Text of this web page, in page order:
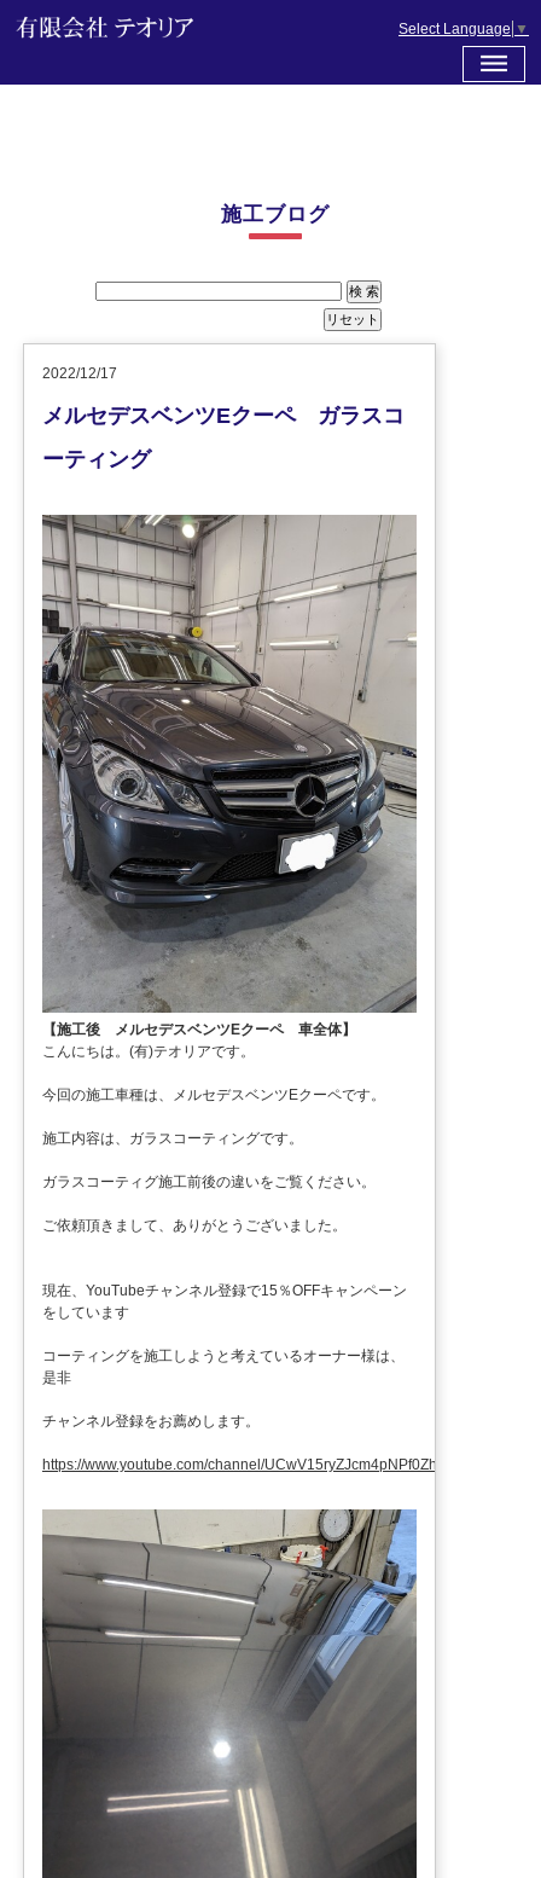
Select Language ▼
施工ブログ
2022/12/17
メルセデスベンツEクーペ ガラスコ
ーティング
【施工後 メルセデスベンツEクーペ 車全体】
こんにちは。(有)テオリアです。
今回の施工車種は、メルセデスベンツEクーペです。
施工内容は、ガラスコーティングです。
ガラスコーティグ施工前後の違いをご覧ください。
ご依頼頂きまして、ありがとうございました。
現在、YouTubeチャンネル登録で15％OFFキャンペーン
をしています
コーティングを施工しようと考えているオーナー様は、
是非
チャンネル登録をお薦めします。
https://www.youtube.com/channel/UCwV15ryZJcm4pNPf0ZhXu9g